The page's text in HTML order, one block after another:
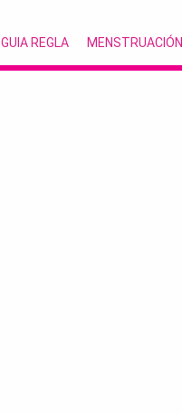
GUIA REGLA MENSTRUACIÓN